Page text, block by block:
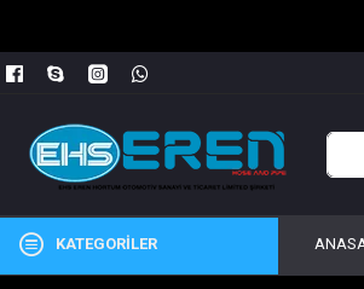
KATEGORİLER